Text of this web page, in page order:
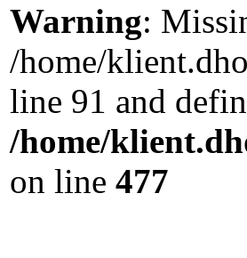
Warning:
/home/
line 91 and
/home/
on line 477